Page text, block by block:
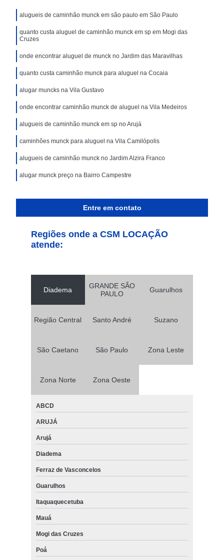
alugueis de caminhão munck em são paulo em São Paulo
quanto custa aluguel de caminhão munck em sp em Mogi das
Cruzes
onde encontrar aluguel de munck no Jardim das Maravilhas
quanto custa caminhão munck para aluguel na Cocaia
alugar muncks na Vila Gustavo
onde encontrar caminhão munck de aluguel na Vila Medeiros
alugueis de caminhão munck em sp no Arujá
caminhões munck para aluguel na Vila Camilópolis
alugueis de caminhão munck no Jardim Alzira Franco
alugar munck preço na Bairro Campestre
Entre em contato
Regiões onde a CSM LOCAÇÃO
atende:
Diadema
GRANDE SÃO
PAULO
Guarulhos
Região Central Santo André Suzano
São Caetano São Paulo Zona Leste
Zona Norte Zona Oeste
ABCD
ARUJÁ
Arujá
Diadema
Ferraz de Vasconcelos
Guarulhos
Itaquaquecetuba
Mauá
Mogi das Cruzes
Poá